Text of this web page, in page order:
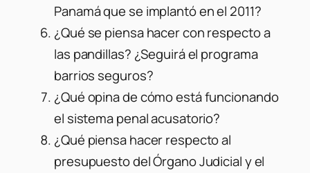
Panamá que se implantó en el 2011?
¿Qué se piensa hacer con respecto a
las pandillas? ¿Seguirá el programa
barrios seguros?
¿Qué opina de cómo está funcionando
el sistema penal acusatorio?
¿Qué piensa hacer respecto al
presupuesto del Órgano Judicial y el